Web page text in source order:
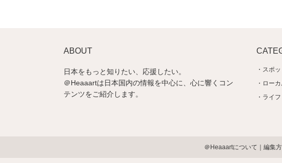
ABOUT
日本をもっと知りたい、応援したい。
＠Heaaartは日本国内の情報を中心に、心に響くコン
テンツをご紹介します。
スポッ
ロー
ライフ
＠Heaaartについて 編集